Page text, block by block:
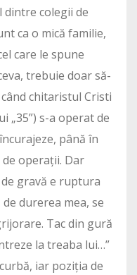
dintre colegii de
ca o mică familie,
care le spune
trebuie doar să-
chitaristul Cristi
„35”) s-a operat de
până în
operații. Dar
gravă e ruptura
de durerea mea, se
Tac din gură
la treaba lui…”
iar poziția de